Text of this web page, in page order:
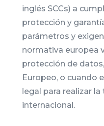
inglés SCCs) a
protección y
parámetros y
normativa europea
protección de
Europeo, o cuando
legal para realizar la
internacional.